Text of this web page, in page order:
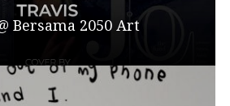
Bersama 2050 Art